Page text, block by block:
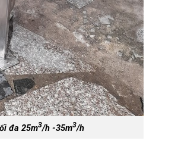
đa 25m3/h -35m3/h